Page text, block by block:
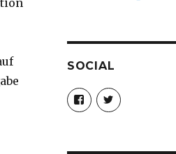
SOCIAL
Profil
von
christoph.fleischer1
anzeigen
Profil
von
anzeigen